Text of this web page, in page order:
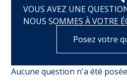
VOUS AVEZ UNE
NOUS SOMMES À VOTRE
Posez votre
Aucune question n'a été